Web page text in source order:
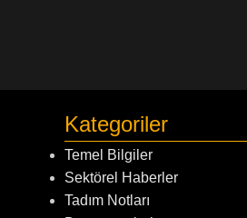
Kategoriler
Temel Bilgiler
Sektörel Haberler
Tadım Notları